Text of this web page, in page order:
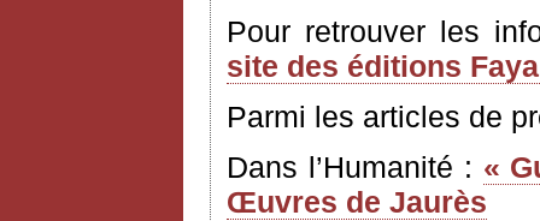
Pour retrouver les
site des éditions
Parmi les articles de
Dans l’Humanité : «
Œuvres de Jaurès